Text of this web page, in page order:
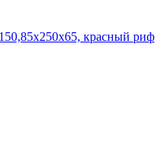
красный риф